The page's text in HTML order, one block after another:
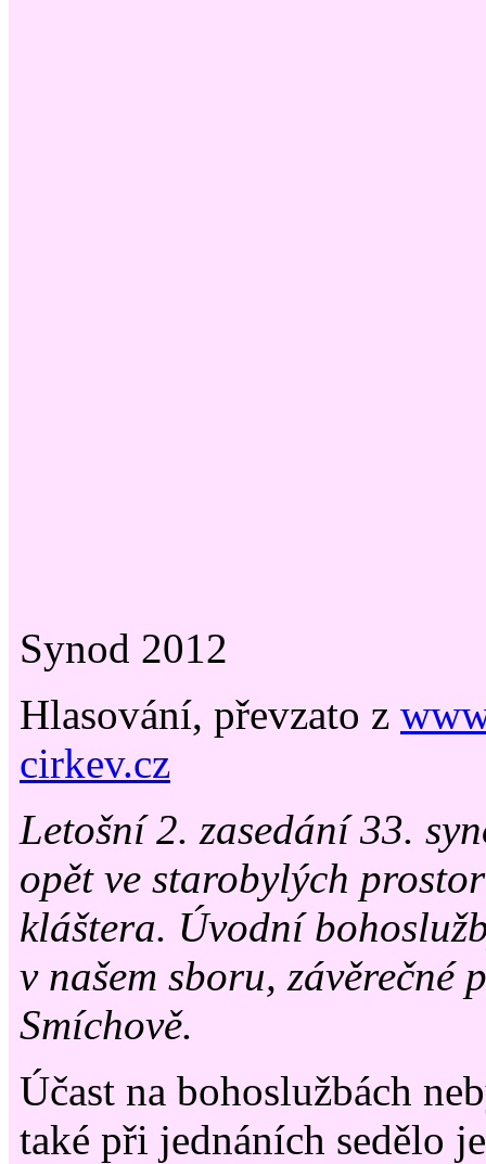
Synod 2012
Hlasování, převzato z
cirkev.cz
Letošní 2. zasedání 33.
opět ve starobylých
kláštera. Úvodní
v našem sboru, závěrečné
Smíchově.
Účast na bohoslužbách
také při jednáních sedělo